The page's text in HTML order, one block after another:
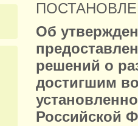
Об
решений о
достигшим
Российской